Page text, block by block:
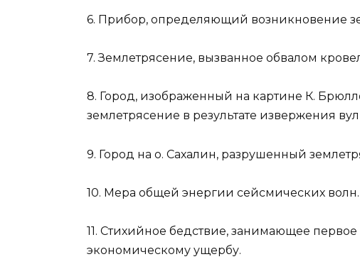
6. Прибор, определяющий возникновение
7. Зем­летрясение, вызванное обвалом
8. Город, изображенный на картине К.
землетрясение в результате извержения
9. Город на о. Сахалин, разрушенный
10. Мера общей энергии сейсмических волн.
11. Стихийное бедствие, занимающее
экономическому ущербу.